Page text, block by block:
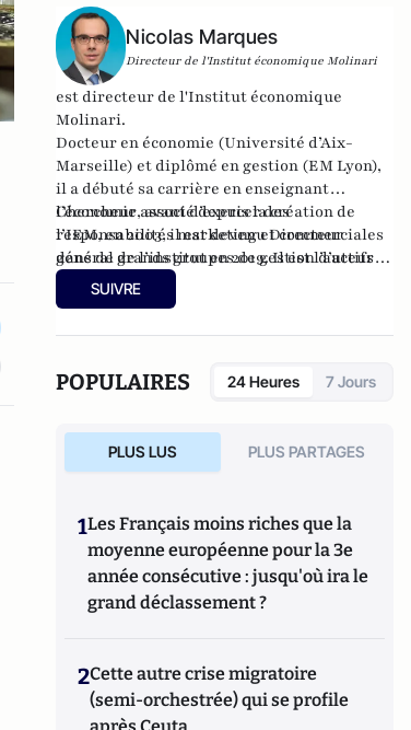
Nicolas Marques
Directeur de l'Institut économique Molinari
est directeur de l'Institut économique
Molinari.
Docteur en économie (Université d’Aix-
Marseille) et diplômé en gestion (EM Lyon),
il a débuté sa carrière en enseignant
l’économie, avant d’exercer des
responsabilités marketing et commerciales
dans de grands groupes de gestion d’actifs
français.
Chercheur associé depuis la création de
l’IEM, en 2003, il est devenu Directeur
général de l’institut en 2019. Il est l’auteur
de plusieurs travaux sur les enjeux fiscaux,
les finances publiques, la protection sociale
SUIVRE
POPULAIRES 24 Heures 7 Jours
PLUS LUS PLUS PARTAGES
1Les Français moins riches que la
moyenne européenne pour la 3e
année consécutive : jusqu'où ira le
grand déclassement ?
2Cette autre crise migratoire
(semi-orchestrée) qui se profile